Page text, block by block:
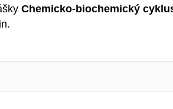
Chemicko-biochemický